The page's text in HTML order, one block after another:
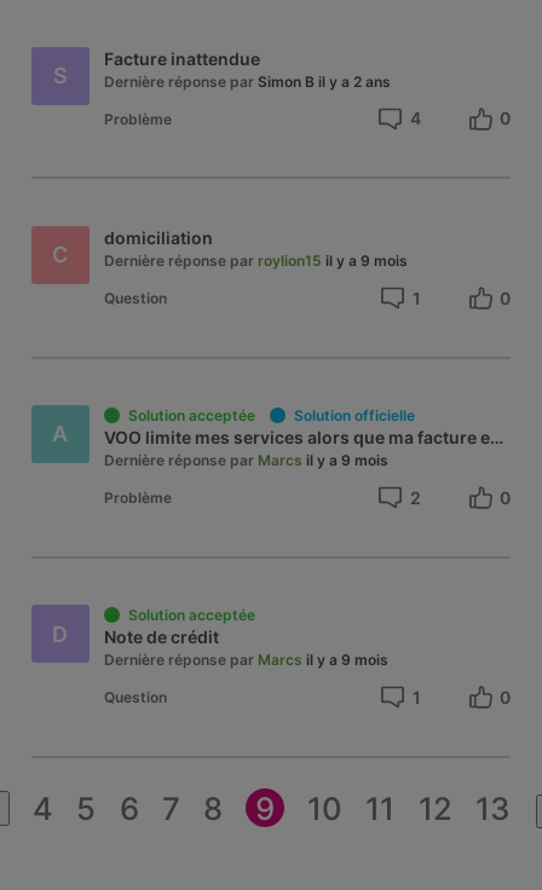
S
Facture inattendue
Dernière réponse par Simon B il y a 2 ans
Problème 4 0
C
domiciliation
Dernière réponse par roylion15 il y a 9 mois
Question 1 0
A
Solution acceptée Solution officielle
VOO limite mes services alors que ma facture est payée
Dernière réponse par Marcs il y a 9 mois
Problème 2 0
D
Solution acceptée
Note de crédit
Dernière réponse par Marcs il y a 9 mois
Question 1 0
4 5 6 7 8 9 10 11 12 13